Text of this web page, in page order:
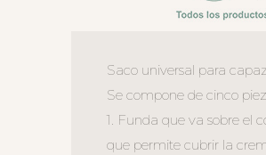
Saco universal para
Se compone de cinco
1. Funda que va sobre el
que permite cubrir la